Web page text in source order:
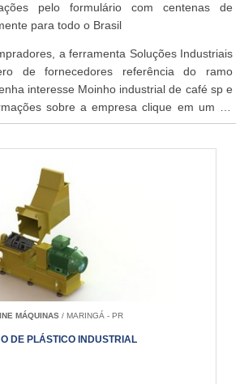
pelo formulário com centenas de
para todo o Brasil
a ferramenta Soluções Industriais
de fornecedores referência do ramo
interesse Moinho industrial de café sp e
sobre a empresa clique em um ou
abaixo:
MÁQUINAS/ MARINGÁ - PR
DE PLÁSTICO INDUSTRIAL